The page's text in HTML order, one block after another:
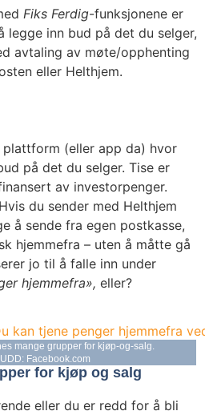
Fiks Ferdig-funksjonene er
legge inn bud på det du selger,
avtaling av møte/opphenting
eller Helthjem.
plattform (eller app da) hvor
på det du selger. Tise er
av investorpenger.
du sender med Helthjem
å sende fra egen postkasse,
hjemmefra – uten å måtte gå
jo til å falle inn under
hjemmefra», eller?
for kjøp og salg
eller du er redd for å bli
mange grupper for kjøp-og-salg.
Facebook.com